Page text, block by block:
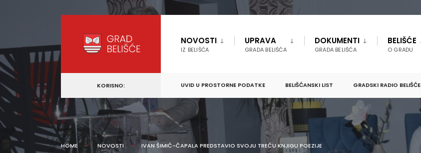
content
NOVOSTI
IZ BELIŠĆA
UPRAVA
GRADA BELIŠĆA
DOKUMENTI
GRADA BELIŠĆA
BELIŠĆE
O GRADU
KORISNO: UVID U PROSTORNE PODATKE BELIŠĆANSKI LIST GRADSKI RADIO BELIŠĆE
HOME NOVOSTI IVAN ŠIMIĆ-ČAPALA PREDSTAVIO SVOJU TREĆU KNJIGU POEZIJE